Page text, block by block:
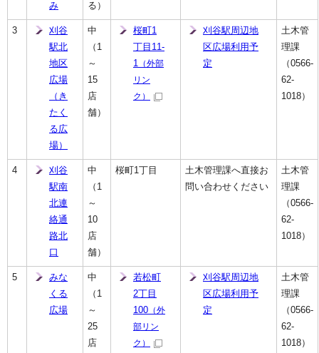
み
る）
3
刈谷
駅北
地区
広場
（き
たく
る広
場）
中
（1
～
15
店
舗）
桜町1
丁目11-
1 （外部
リン
ク）
刈谷駅周辺地
区広場利用予
定
土木管
理課
（0566-
62-
1018）
4
刈谷
駅南
北連
絡通
路北
口
中
（1
～
10
店
舗）
桜町1丁目
土木管理課へ直接お
問い合わせください
土木管
理課
（0566-
62-
1018）
5
みな
くる
広場
中
（1
～
25
店
若松町
2丁目
100 （外
部リン
ク）
刈谷駅周辺地
区広場利用予
定
土木管
理課
（0566-
62-
1018）